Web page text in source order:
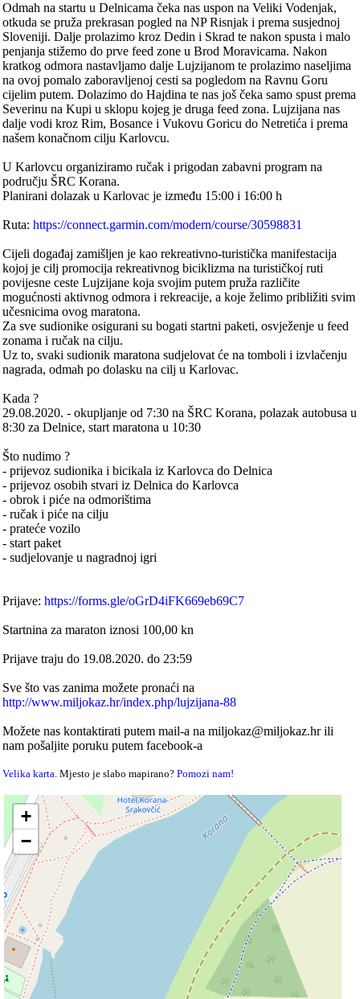
Odmah na startu u Delnicama čeka nas uspon na Veliki Vodenjak,
otkuda se pruža prekrasan pogled na NP Risnjak i prema susjednoj
Sloveniji. Dalje prolazimo kroz Dedin i Skrad te nakon spusta i malo
penjanja stižemo do prve feed zone u Brod Moravicama. Nakon
kratkog odmora nastavljamo dalje Lujzijanom te prolazimo naseljima
na ovoj pomalo zaboravljenoj cesti sa pogledom na Ravnu Goru
cijelim putem. Dolazimo do Hajdina te nas još čeka samo spust prema
Severinu na Kupi u sklopu kojeg je druga feed zona. Lujzijana nas
dalje vodi kroz Rim, Bosance i Vukovu Goricu do Netretića i prema
našem konačnom cilju Karlovcu.
U Karlovcu organiziramo ručak i prigodan zabavni program na
području ŠRC Korana.
Planirani dolazak u Karlovac je između 15:00 i 16:00 h
Ruta:https://connect.garmin.com/modern/course/30598831
Cijeli događaj zamišljen je kao rekreativno-turistička manifestacija
kojoj je cilj promocija rekreativnog biciklizma na turističkoj ruti
povijesne ceste Lujzijane koja svojim putem pruža različite
mogućnosti aktivnog odmora i rekreacije, a koje želimo približiti svim
učesnicima ovog maratona.
Za sve sudionike osigurani su bogati startni paketi, osvježenje u feed
zonama i ručak na cilju.
Uz to, svaki sudionik maratona sudjelovat će na tomboli i izvlačenju
nagrada, odmah po dolasku na cilj u Karlovac.
Kada ?
29.08.2020. - okupljanje od 7:30 na ŠRC Korana, polazak autobusa u
8:30 za Delnice, start maratona u 10:30
Što nudimo ?
- prijevoz sudionika i bicikala iz Karlovca do Delnica
- prijevoz osobih stvari iz Delnica do Karlovca
- obrok i piće na odmorištima
- ručak i piće na cilju
- prateće vozilo
- start paket
- sudjelovanje u nagradnoj igri
Prijave:https://forms.gle/oGrD4iFK669eb69C7
Startnina za maraton iznosi 100,00 kn
Prijave traju do 19.08.2020. do 23:59
Sve što vas zanima možete pronaći na
http://www.miljokaz.hr/index.php/lujzijana-88
Možete nas kontaktirati putem mail-a na miljokaz@miljokaz.hr ili
nam pošaljite poruku putem facebook-a
Velika karta. Mjesto je slabo mapirano?Pomozi nam!
+
−